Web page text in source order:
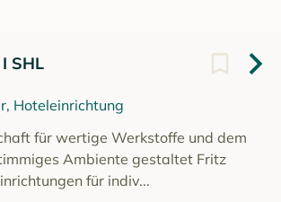
SHL
Hoteleinrichtung
für wertige Werkstoffe und dem
Ambiente gestaltet Fritz
für indiv...